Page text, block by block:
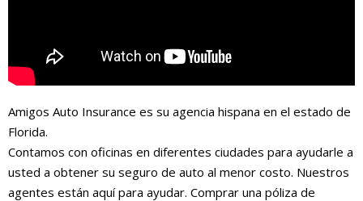
Amigos Auto Insurance es su agencia hispana en el estado de
Florida.
Contamos con oficinas en diferentes ciudades para ayudarle a
usted a obtener su seguro de auto al menor costo. Nuestros
agentes están aquí para ayudar. Comprar una póliza de